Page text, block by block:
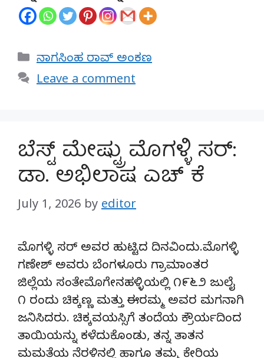
Categories
ನಾಗಸಿಂಹ ರಾವ್ ಅಂಕಣ
Leave a comment
ಬೆಸ್ಟ್ ಮೇಷ್ಟ್ರು ಮೊಗಳ್ಳಿ ಸರ್:
ಡಾ. ಅಭಿಲಾಷ ಎಚ್ ಕೆ
July 1, 2026 by editor
ಮೊಗಳ್ಳಿ ಸರ್ ಅವರ ಹುಟ್ಟಿದ ದಿನವಿಂದು.ಮೊಗಳ್ಳಿ
ಗಣೇಶ್ ಅವರು ಬೆಂಗಳೂರು ಗ್ರಾಮಾಂತರ
ಜಿಲ್ಲೆಯ ಸಂತೇಮೊಗೇನಹಳ್ಳಿಯಲ್ಲಿ ೧೯೬೨ ಜುಲೈ
೧ ರಂದು ಚಿಕ್ಕಣ್ಣ ಮತ್ತು ಈರಮ್ಮ ಅವರ ಮಗನಾಗಿ
ಜನಿಸಿದರು. ಚಿಕ್ಕವಯಸ್ಸಿಗೆ ತಂದೆಯ ಕ್ರೌರ್ಯದಿಂದ
ತಾಯಿಯನ್ನು ಕಳೆದುಕೊಂಡು, ತನ್ನ ತಾತನ